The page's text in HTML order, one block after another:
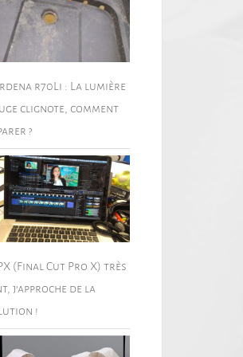
r70Li : La lumière
clignote, comment
?
(Final Cut Pro X) très
j’approche de la
!